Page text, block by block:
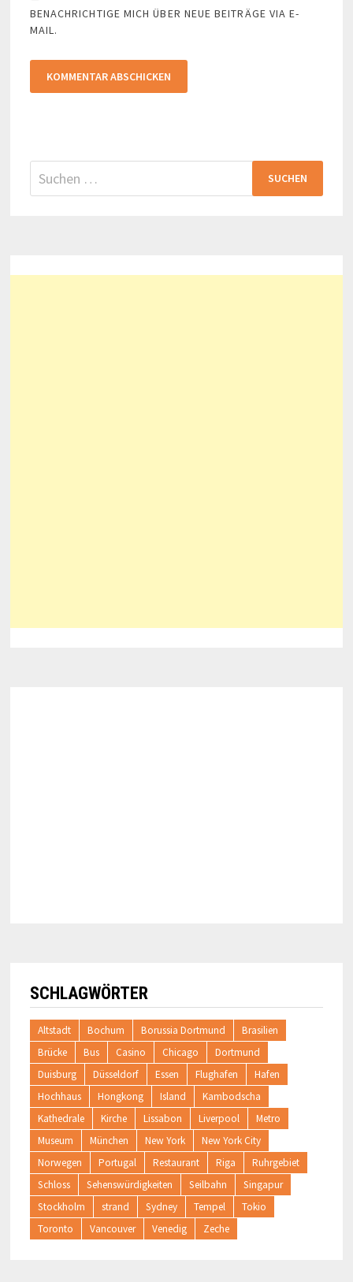
BENACHRICHTIGE MICH ÜBER NEUE BEITRÄGE VIA E-
MAIL.
Suchen
nach:
SCHLAGWÖRTER
Altstadt Bochum Borussia Dortmund
Brasilien
Brücke
Bus Casino Chicago
Dortmund
Duisburg
Düsseldorf Essen Flughafen
Hafen
Hochhaus
Hongkong Island
Kambodscha
Kathedrale
Kirche Lissabon Liverpool
Metro
Museum
München New York
New York City
Norwegen
Portugal Restaurant Riga
Ruhrgebiet
Schloss
Sehenswürdigkeiten Seilbahn
Singapur
Stockholm
strand Sydney Tempel
Tokio
Toronto
Vancouver Venedig Zeche